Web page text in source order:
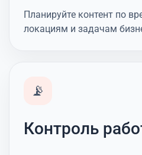
Планируйте контент по
локациям и задачам
📡
Контроль